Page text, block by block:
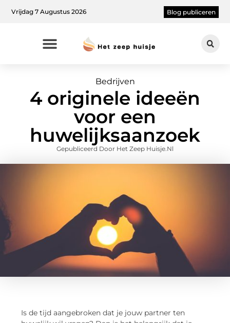
Vrijdag 7 Augustus 2026 Blog publiceren
Bedrijven
4 originele ideeën
voor een
huwelijksaanzoek
Gepubliceerd Door Het Zeep Huisje.nl
Is de tijd aangebroken dat je jouw partner ten